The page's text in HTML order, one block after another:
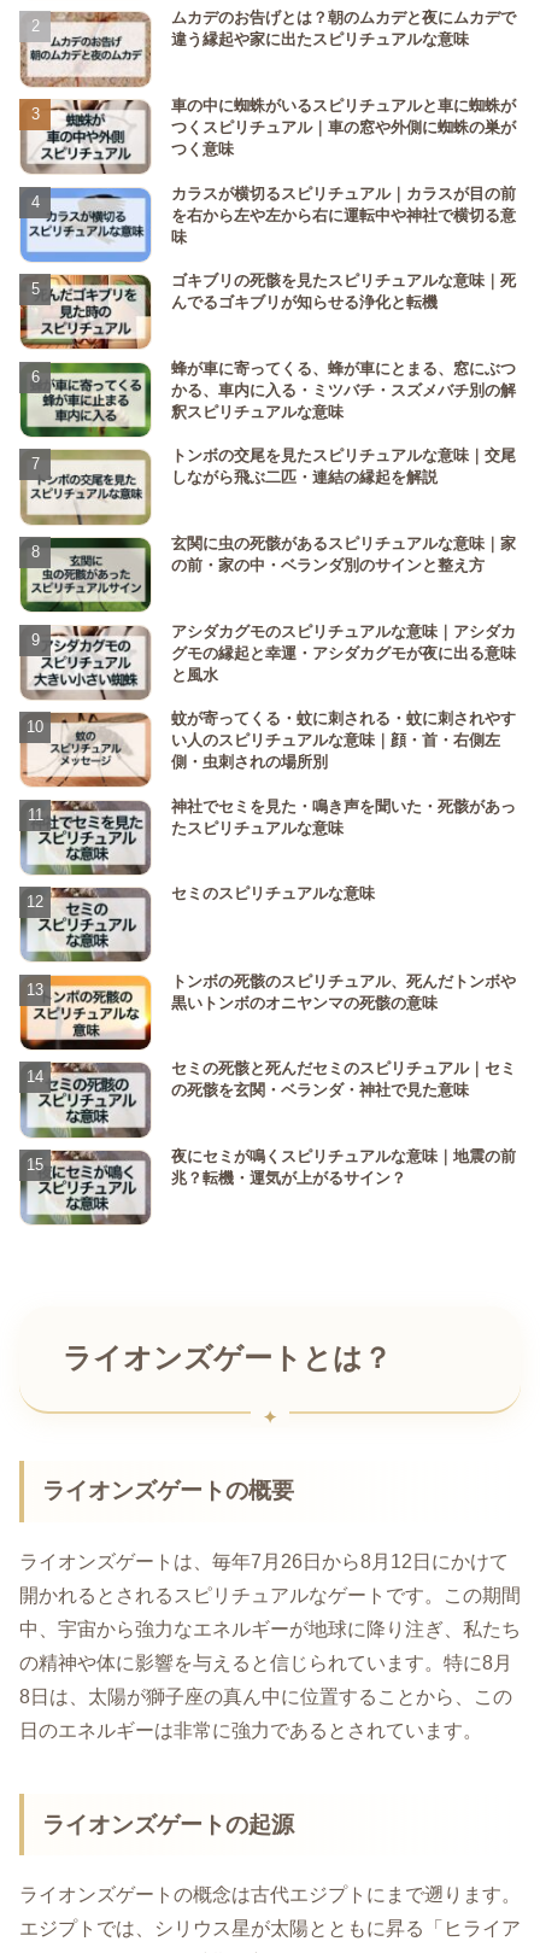
ムカデのお告げとは？朝のムカデと夜にムカデで
違う縁起や家に出たスピリチュアルな意味
車の中に蜘蛛がいるスピリチュアルと車に蜘蛛が
つくスピリチュアル｜車の窓や外側に蜘蛛の巣が
つく意味
カラスが横切るスピリチュアル｜カラスが目の前
を右から左や左から右に運転中や神社で横切る意
味
ゴキブリの死骸を見たスピリチュアルな意味｜死
んでるゴキブリが知らせる浄化と転機
蜂が車に寄ってくる、蜂が車にとまる、窓にぶつ
かる、車内に入る・ミツバチ・スズメバチ別の解
釈スピリチュアルな意味
トンボの交尾を見たスピリチュアルな意味｜交尾
しながら飛ぶ二匹・連結の縁起を解説
玄関に虫の死骸があるスピリチュアルな意味｜家
の前・家の中・ベランダ別のサインと整え方
アシダカグモのスピリチュアルな意味｜アシダカ
グモの縁起と幸運・アシダカグモが夜に出る意味
と風水
蚊が寄ってくる・蚊に刺される・蚊に刺されやす
い人のスピリチュアルな意味｜顔・首・右側左
側・虫刺されの場所別
神社でセミを見た・鳴き声を聞いた・死骸があっ
たスピリチュアルな意味
セミのスピリチュアルな意味
トンボの死骸のスピリチュアル、死んだトンボや
黒いトンボのオニヤンマの死骸の意味
セミの死骸と死んだセミのスピリチュアル｜セミ
の死骸を玄関・ベランダ・神社で見た意味
夜にセミが鳴くスピリチュアルな意味｜地震の前
兆？転機・運気が上がるサイン？
ライオンズゲートとは？
ライオンズゲートの概要
ライオンズゲートは、毎年7月26日から8月12日にかけて
開かれるとされるスピリチュアルなゲートです。この期間
中、宇宙から強力なエネルギーが地球に降り注ぎ、私たち
の精神や体に影響を与えると信じられています。特に8月
8日は、太陽が獅子座の真ん中に位置することから、この
日のエネルギーは非常に強力であるとされています。
ライオンズゲートの起源
ライオンズゲートの概念は古代エジプトにまで遡ります。
エジプトでは、シリウス星が太陽とともに昇る「ヒライア